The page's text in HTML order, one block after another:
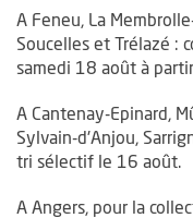
A Feneu, La
Soucelles et Trélazé :
samedi 18 août à
A Cantenay-Epinard,
Sylvain-d'Anjou,
tri sélectif le 16 août.
A Angers, pour la